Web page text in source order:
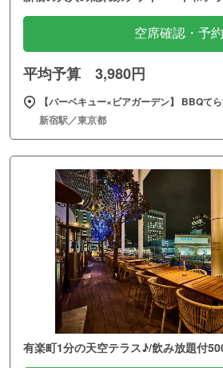
空席確認・予約
平均予算 3,980円
【バーベキュー×ビアガーデン】 BBQて
新宿駅／東京都
有楽町1分の天空テラス♪/飲み放題付